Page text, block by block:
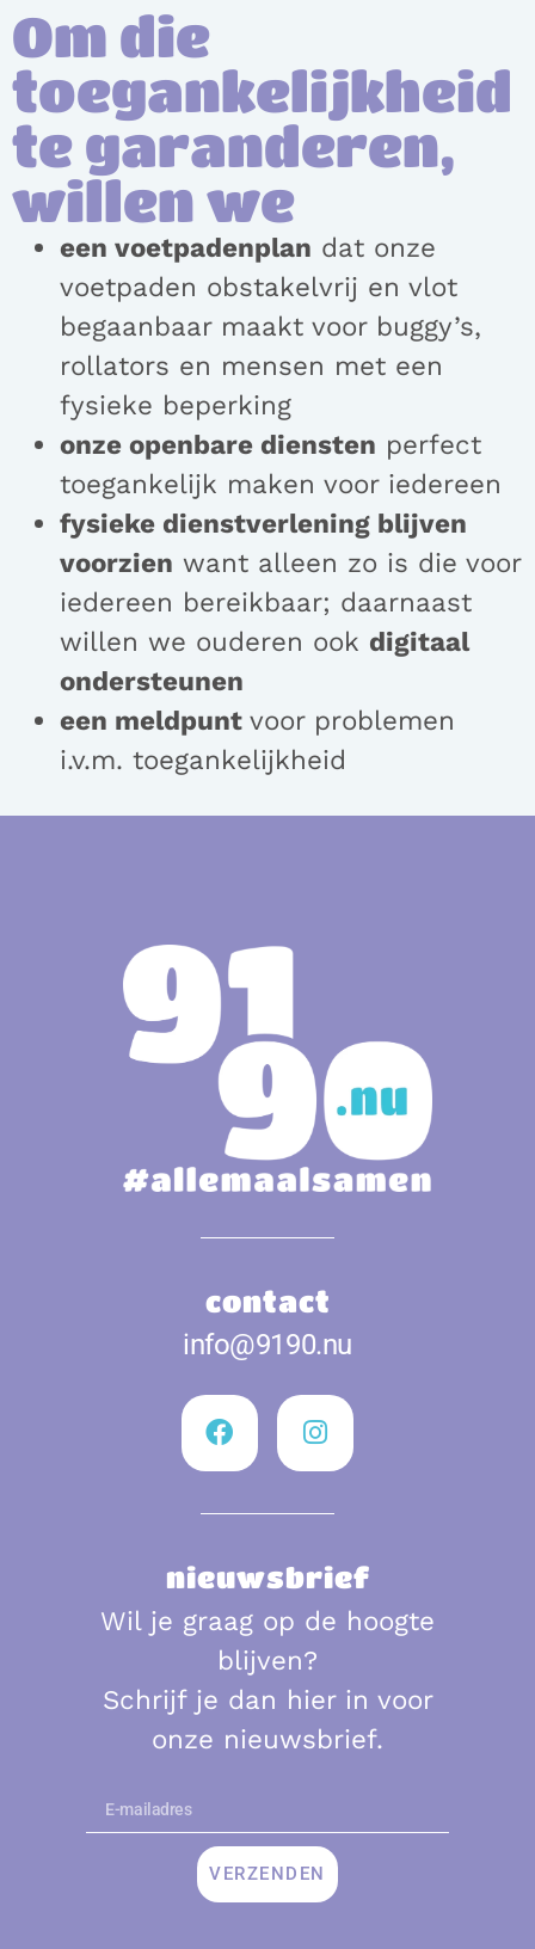
Om die
toegankelijkheid
te garanderen,
willen we
een voetpadenplan dat onze
voetpaden obstakelvrij en vlot
begaanbaar maakt voor buggy’s,
rollators en mensen met een
fysieke beperking
onze openbare diensten perfect
toegankelijk maken voor iedereen
fysieke dienstverlening blijven
voorzien want alleen zo is die voor
iedereen bereikbaar; daarnaast
willen we ouderen ook digitaal
ondersteunen
een meldpunt voor problemen
i.v.m. toegankelijkheid
contact
info@9190.nu
nieuwsbrief
Wil je graag op de hoogte
blijven?
Schrijf je dan hier in voor
onze nieuwsbrief.
VERZENDEN